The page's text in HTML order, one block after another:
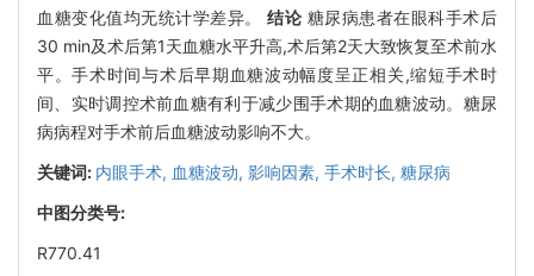
血糖变化值均无统计学差异。结论 糖尿病患者在眼科手术后
30 min及术后第1天血糖水平升高,术后第2天大致恢复至术前水
平。手术时间与术后早期血糖波动幅度呈正相关,缩短手术时
间、实时调控术前血糖有利于减少围手术期的血糖波动。糖尿
病病程对手术前后血糖波动影响不大。
关键词: 内眼手术, 血糖波动, 影响因素, 手术时长, 糖尿病
中图分类号:
R770.41